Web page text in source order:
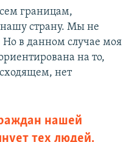
границам,
страну. Мы не
в данном случае моя
на то,
нет
нашей
тех людей,